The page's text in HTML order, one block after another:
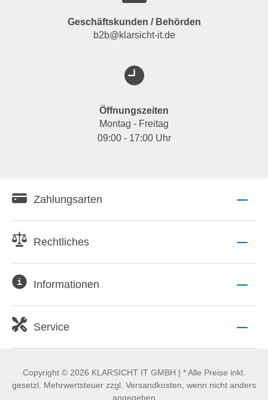
Geschäftskunden / Behörden
b2b@klarsicht-it.de
Öffnungszeiten
Montag - Freitag
09:00 - 17:00 Uhr
Zahlungsarten
Rechtliches
Informationen
Service
Copyright © 2026 KLARSICHT IT GMBH | * Alle Preise inkl.
gesetzl. Mehrwertsteuer zzgl. Versandkosten, wenn nicht anders
angegeben